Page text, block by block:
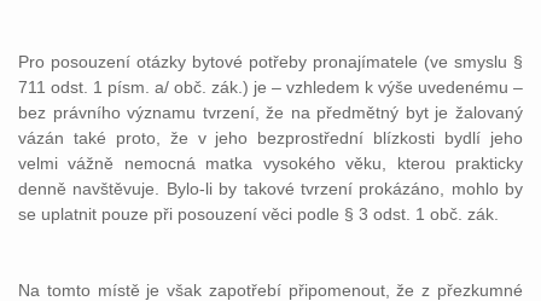
Pro posouzení otázky bytové potřeby pronajímatele (ve smyslu §
711 odst. 1 písm. a/ obč. zák.) je – vzhledem k výše uvedenému –
bez právního významu tvrzení, že na předmětný byt je žalovaný
vázán také proto, že v jeho bezprostřední blízkosti bydlí jeho
velmi vážně nemocná matka vysokého věku, kterou prakticky
denně navštěvuje. Bylo-li by takové tvrzení prokázáno, mohlo by
se uplatnit pouze při posouzení věci podle § 3 odst. 1 obč. zák.
Na tomto místě je však zapotřebí připomenout, že z přezkumné